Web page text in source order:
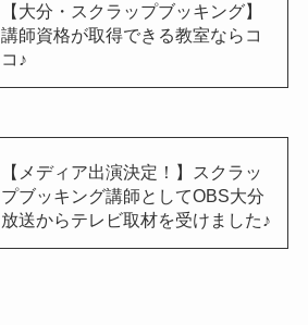
【大分・スクラップブッキング】
講師資格が取得できる教室ならコ
コ♪
【メディア出演決定！】スクラッ
プブッキング講師としてOBS大分
放送からテレビ取材を受けました♪